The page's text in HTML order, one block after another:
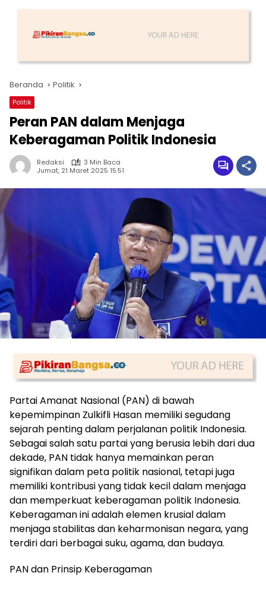
Beranda Politik
Politik
Peran PAN dalam Menjaga
Keberagaman Politik Indonesia
Redaksi
3 Min Baca
Jumat, 21 Maret 2025 15:51
Partai Amanat Nasional (PAN) di bawah
kepemimpinan Zulkifli Hasan memiliki segudang
sejarah penting dalam perjalanan politik Indonesia.
Sebagai salah satu partai yang berusia lebih dari dua
dekade, PAN tidak hanya memainkan peran
signifikan dalam peta politik nasional, tetapi juga
memiliki kontribusi yang tidak kecil dalam menjaga
dan memperkuat keberagaman politik Indonesia.
Keberagaman ini adalah elemen krusial dalam
menjaga stabilitas dan keharmonisan negara, yang
terdiri dari berbagai suku, agama, dan budaya.
PAN dan Prinsip Keberagaman